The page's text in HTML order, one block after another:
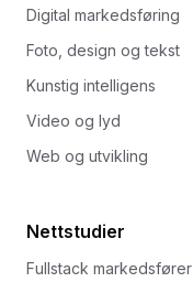
Digital markedsføring
Foto, design og tekst
Kunstig intelligens
Video og lyd
Web og utvikling
Nettstudier
Fullstack markedsfører